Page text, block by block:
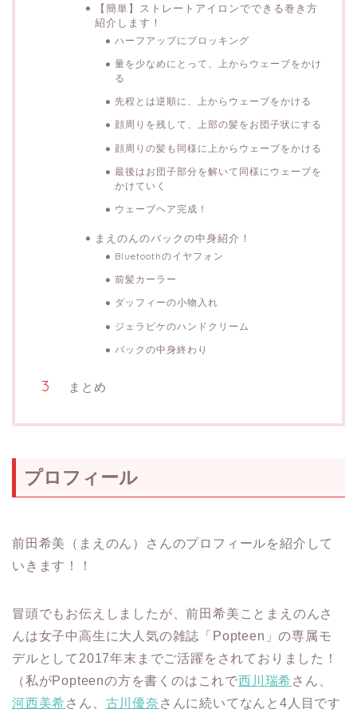
【簡単】ストレートアイロンでできる巻き方
紹介します！
ハーフアップにブロッキング
量を少なめにとって、上からウェーブをかけ
る
先程とは逆順に、上からウェーブをかける
顔周りを残して、上部の髪をお団子状にする
顔周りの髪も同様に上からウェーブをかける
最後はお団子部分を解いて同様にウェーブを
かけていく
ウェーブヘア完成！
まえのんのバックの中身紹介！
Bluetoothのイヤフォン
前髪カーラー
ダッフィーの小物入れ
ジェラピケのハンドクリーム
バックの中身終わり
まとめ
プロフィール
前田希美（まえのん）さんのプロフィールを紹介して
いきます！！
冒頭でもお伝えしましたが、前田希美ことまえのんさ
んは女子中高生に大人気の雑誌「Popteen」の専属モ
デルとして2017年末までご活躍をされておりました！
（私がPopteenの方を書くのはこれで西川瑞希さん、
河西美希さん、 古川優奈 さんに続いてなんと4人目です